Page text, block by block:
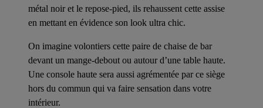
métal noir et le repose-pied, ils rehaussent cette assise
en mettant en évidence son look ultra chic.
On imagine volontiers cette paire de chaise de bar
devant un mange-debout ou autour d’une table haute.
Une console haute sera aussi agrémentée par ce siège
hors du commun qui va faire sensation dans votre
intérieur.